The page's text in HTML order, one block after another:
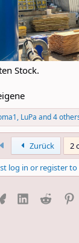
Stock.
, LuPa and 4
Zurück
2
log in or register to
Bluesky LinkedInReddit